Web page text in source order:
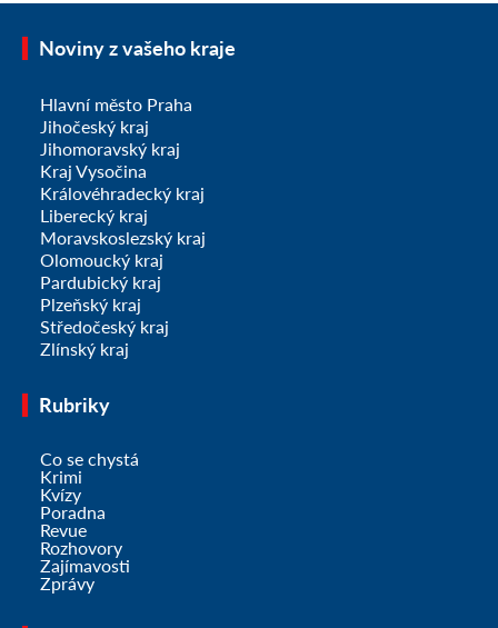
Noviny z vašeho kraje
Hlavní město Praha
Jihočeský kraj
Jihomoravský kraj
Kraj Vysočina
Královéhradecký kraj
Liberecký kraj
Moravskoslezský kraj
Olomoucký kraj
Pardubický kraj
Plzeňský kraj
Středočeský kraj
Zlínský kraj
Rubriky
Co se chystá
Krimi
Kvízy
Poradna
Revue
Rozhovory
Zajímavosti
Zprávy